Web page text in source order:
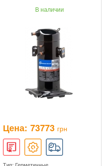
В наличии
Цена: 73773 грн